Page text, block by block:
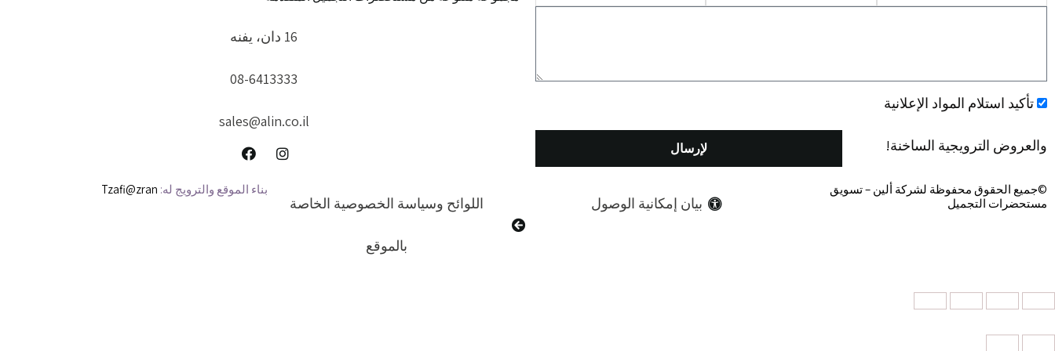
ALIN
אישורتأكيد استلام المواد الإعلانية
والعروض الترويجية الساخنة! لإرسال
16 دان، يفنه
08-6413333
sales@alin.co.il
©جميع الحقوق محفوظة لشركة ألين – تسويق
مستحضرات التجميل
بيان إمكانية الوصول اللوائح وسياسة الخصوصية الخاصة
بالموقع
بناء الموقع والترويج له: Tzafi@zran